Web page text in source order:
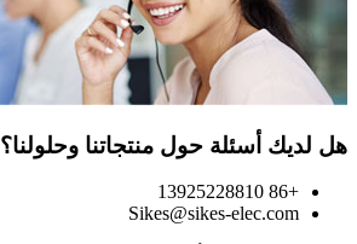
هل لديك أسئلة حول منتجاتنا وحلولنا؟
+86 13925228810
Sikes@sikes-elec.com